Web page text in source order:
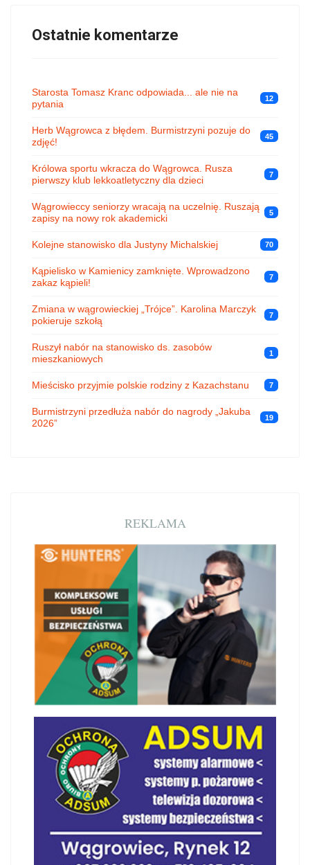
Ostatnie komentarze
Starosta Tomasz Kranc odpowiada... ale nie na
pytania
12
Herb Wągrowca z błędem. Burmistrzyni pozuje do
zdjęć!
45
Królowa sportu wkracza do Wągrowca. Rusza
pierwszy klub lekkoatletyczny dla dzieci
7
Wągrowieccy seniorzy wracają na uczelnię. Ruszają
zapisy na nowy rok akademicki
5
Kolejne stanowisko dla Justyny Michalskiej 70
Kąpielisko w Kamienicy zamknięte. Wprowadzono
zakaz kąpieli!
7
Zmiana w wągrowieckiej „Trójce”. Karolina Marczyk
pokieruje szkołą
7
Ruszył nabór na stanowisko ds. zasobów
mieszkaniowych
1
Mieścisko przyjmie polskie rodziny z Kazachstanu 7
Burmistrzyni przedłuża nabór do nagrody „Jakuba
2026”
19
REKLAMA